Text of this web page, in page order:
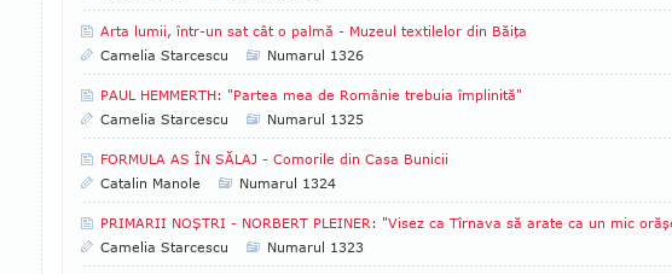
Arta lumii, într-un sat cât o palmă - Muzeul textilelor din Băiţa
Camelia Starcescu
Numarul 1326
PAUL HEMMERTH: "Partea mea de Românie trebuia împlinită"
Camelia Starcescu
Numarul 1325
FORMULA AS ÎN SĂLAJ - Comorile din Casa Bunicii
Catalin Manole
Numarul 1324
PRIMARII NOŞTRI - NORBERT PLEINER: "Visez ca Tîrnava să arate ca un mic
Camelia Starcescu
Numarul 1323